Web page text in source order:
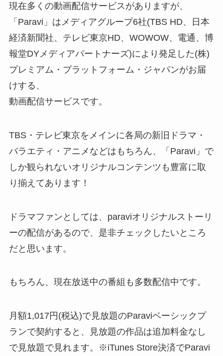
現在多くの動画配信サービスがありますが、
「Paravi」はメディアグループ6社(TBS HD、日本
経済新聞社、テレビ東京HD、WOWOW、電通、博
報堂DYメディアパートナーズ)により発足した(株)
プレミアム・プラットフォーム・ジャパンがお届
けする、
動画配信サービスです。
TBS・テレビ東京をメインに各局の新旧ドラマ・
バラエティ・アニメなどはもちろん、「Paravi」で
しか観られないオリジナルコンテンツも豊富に取
り揃えてあります！
ドラマファンとしては、paraviオリジナルストーリ
ーの配信があるので、是非チェックしたいところ
だと思います。
もちろん、現在放送中の番組も多数配信中です。
月額1,017円(税込)で見放題のParaviベーシックプ
ランで契約すると、見放題の作品は追加料金なし
で見放題で見れます。※iTunes Store決済でParavi